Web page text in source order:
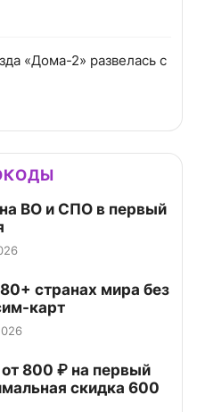
«Дома-2» развелась с
ВО и СПО в первый
странах мира без
карт
800 ₽ на первый
скидка 600